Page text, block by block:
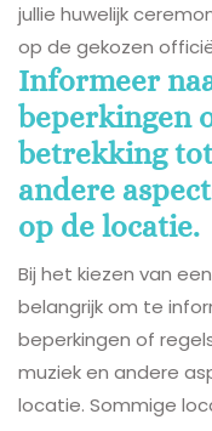
jullie huwelijk
op de gekozen
Informeer
beperkingen
betrekking
andere
op de locatie.
Bij het kiezen van
belangrijk om te
beperkingen of
muziek en andere
locatie. Sommige